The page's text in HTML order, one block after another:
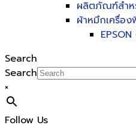
ผลิตภัณฑ์สำห
ผ้าหมึกเครื่อ
EPSON
Search
Search
×
Follow Us